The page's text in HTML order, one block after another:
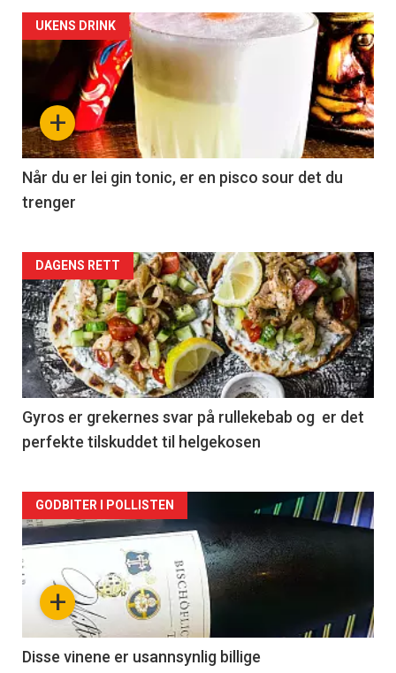
+
UKENS DRINK
Når du er lei gin tonic, er en pisco sour det du
trenger
Forsiden
akkurat
nå
-
2
DAGENS RETT
Gyros er grekernes svar på rullekebab og er det
perfekte tilskuddet til helgekosen
Forsiden
akkurat
nå
3
+
GODBITER I POLLISTEN
Disse vinene er usannsynlig billige